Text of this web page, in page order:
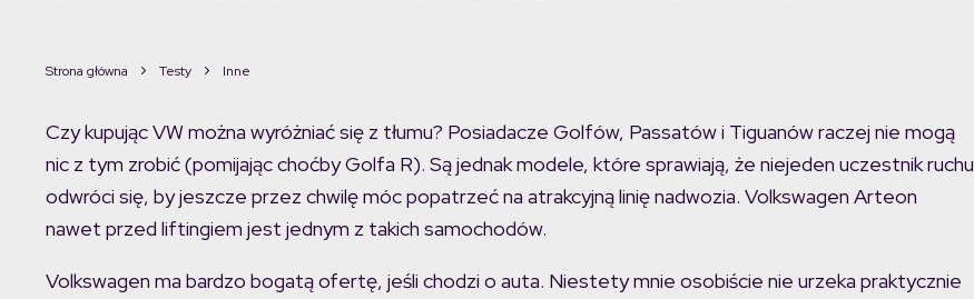
Strona główna Testy Inne
Czy kupując VW można wyróżniać się z tłumu? Posiadacze Golfów, Passatów i Tiguanów raczej nie mogą
nic z tym zrobić (pomijając choćby Golfa R). Są jednak modele, które sprawiają, że niejeden uczestnik ruchu
odwróci się, by jeszcze przez chwilę móc popatrzeć na atrakcyjną linię nadwozia. Volkswagen Arteon
nawet przed liftingiem jest jednym z takich samochodów.
Volkswagen ma bardzo bogatą ofertę, jeśli chodzi o auta. Niestety mnie osobiście nie urzeka praktycznie